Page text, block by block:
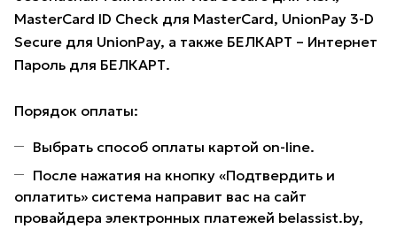
MasterCard ID Check для MasterCard, UnionPay 3-D
Secure для UnionPay, а также БЕЛКАРТ – Интернет
Пароль для БЕЛКАРТ.
Порядок оплаты:
Выбрать способ оплаты картой on-line.
После нажатия на кнопку «Подтвердить и
оплатить» система направит вас на сайт
провайдера электронных платежей belassist.by,